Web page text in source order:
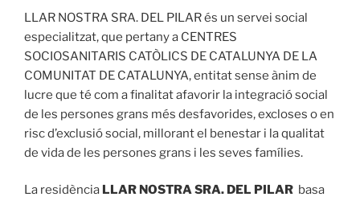
LLAR NOSTRA SRA. DEL PILAR és un servei social
especialitzat, que pertany a CENTRES
SOCIOSANITARIS CATÒLICS DE CATALUNYA DE LA
COMUNITAT DE CATALUNYA, entitat sense ànim de
lucre que té com a finalitat afavorir la integració social
de les persones grans més desfavorides, excloses o en
risc d’exclusió social, millorant el benestar i la qualitat
de vida de les persones grans i les seves famílies.
La residència LLAR NOSTRA SRA. DEL PILAR basa